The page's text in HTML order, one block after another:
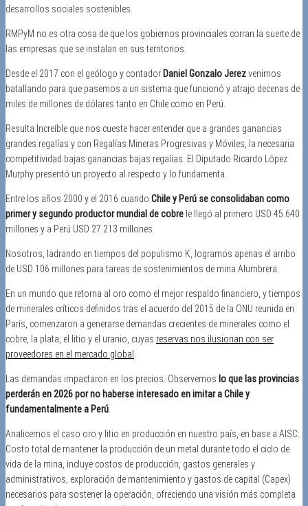
desarrollos sociales sostenibles.
RMPyM no es otra cosa de que los gobiernos provinciales corran la suerte de
las empresas que se instalan en sus territorios.
Desde el 2017 con el geólogo y contador Daniel Gonzalo Jerezvenimos
batallando para que pasemos a un sistema que funcionó y atrajo decenas de
miles de millones de dólares tanto en Chile como en Perú.
Resulta Increíble que nos cueste hacer entender que a grandes ganancias
grandes regalías y con Regalías Mineras Progresivas y Móviles, la necesaria
competitividad bajas ganancias bajas regalías. El Diputado Ricardo López
Murphy presentó un proyecto al respecto y lo fundamenta.
Entre los años 2000 y el 2016 cuando Chile y Perú se consolidaban como
primer y segundo productor mundial de cobre le llegó al primero USD 45.640
millones y a Perú USD 27.213 millones.
Nosotros, ladrando en tiempos del populismo K, logramos apenas el arribo
de USD 106 millones para tareas de sostenimientos de mina Alumbrera.
En un mundo que retorna al oro como el mejor respaldo financiero, y tiempos
de minerales críticos definidos tras el acuerdo del 2015 de la ONU reunida en
París, comenzaron a generarse demandas crecientes de minerales como el
cobre, la plata, el litio y el uranio, cuyas reservas nos ilusionan con ser
proveedores en el mercado global
Las demandas impactaron en los precios. Observemos lo que las provincias
perderán en 2026 por no haberse interesado en imitar a Chile y
fundamentalmente a Perú
Analicemos el caso oro y litio en producción en nuestro país, en base a AISC:
Costo total de mantener la producción de un metal durante todo el ciclo de
vida de la mina, incluye costos de producción, gastos generales y
administrativos, exploración de mantenimiento y gastos de capital (Capex)
necesarios para sostener la operación, ofreciendo una visión más completa